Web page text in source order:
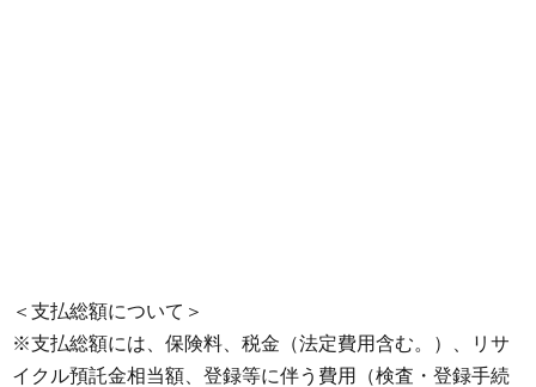
＜支払総額について＞
※支払総額には、保険料、税金（法定費用含む。）、リサ
イクル預託金相当額、登録等に伴う費用（検査・登録手続